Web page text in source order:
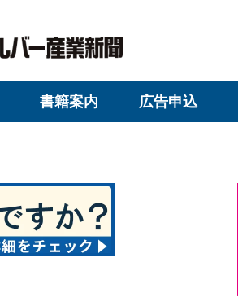
書籍案内 広告申込